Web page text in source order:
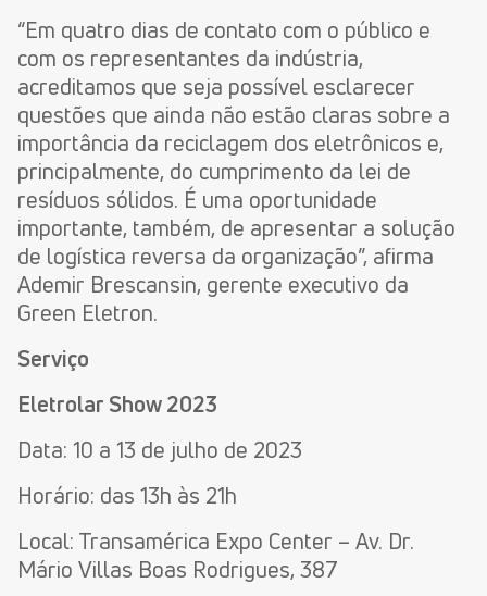
“Em quatro dias de contato com o público e
com os representantes da indústria,
acreditamos que seja possível esclarecer
questões que ainda não estão claras sobre a
importância da reciclagem dos eletrônicos e,
principalmente, do cumprimento da lei de
resíduos sólidos. É uma oportunidade
importante, também, de apresentar a solução
de logística reversa da organização”, afirma
Ademir Brescansin, gerente executivo da
Green Eletron.
Serviço
Eletrolar Show 2023
Data: 10 a 13 de julho de 2023
Horário: das 13h às 21h
Local: Transamérica Expo Center – Av. Dr.
Mário Villas Boas Rodrigues, 387